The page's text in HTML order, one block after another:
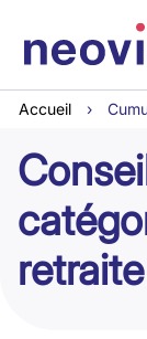
Accueil ›
retraite